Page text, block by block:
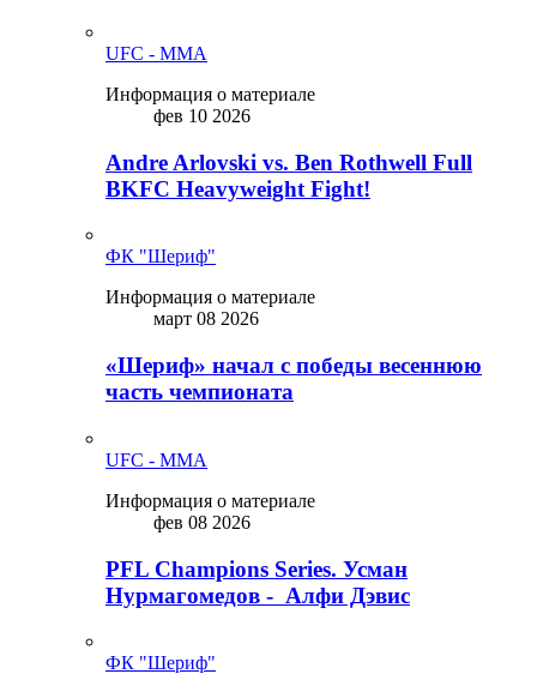
UFC - MMA
Информация о материале
фев 10 2026
Andre Arlovski vs. Ben Rothwell Full
BKFC Heavyweight Fight!
ФК "Шериф"
Информация о материале
март 08 2026
«Шериф» начал с победы весеннюю
часть чемпионата
UFC - MMA
Информация о материале
фев 08 2026
PFL Champions Series. Усман
Нурмагомедов - Алфи Дэвис
ФК "Шериф"